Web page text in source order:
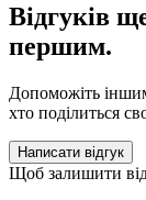
Відгуків
першим.
Допоможіть
хто поділиться
Написати відгук
Щоб залишити